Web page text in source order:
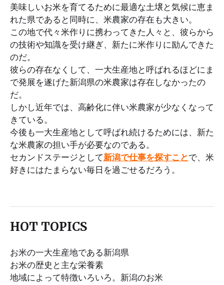
美味しいお米を育てるために最適な土壌と気候に恵ま
れた県であると同時に、米農家の存在も大きい。
この地で代々米作りに携わってきた人々と、彼らから
の技術や知識を受け継ぎ、新たに米作りに励んできた
のだ。
彼らの存在なくして、一大生産地と呼ばれるほどにま
で発展を遂げた新潟県の米農家は存在しなかったの
だ。
しかし近年では、高齢化に伴い米農家が少なくなって
きている。
今後も一大生産地として呼ばれ続けるためには、新た
な米農家の担い手が必要なのである。
セカンドステージとして新潟で仕事を探すことで、米
好きにはたまらない毎日を過ごせるだろう。
HOT TOPICS
お米の一大生産地である新潟県
お米の歴史と主な栄養素
地域によって特徴いろいろ。新潟のお米